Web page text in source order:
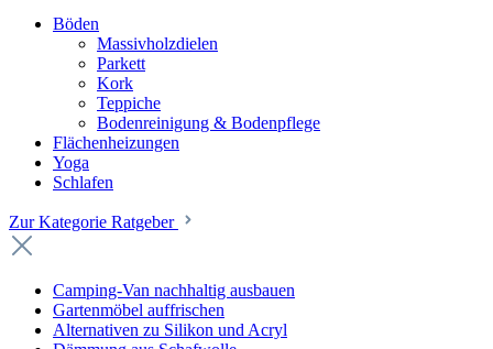
Böden
Massivholzdielen
Parkett
Kork
Teppiche
Bodenreinigung & Bodenpflege
Flächenheizungen
Yoga
Schlafen
Zur Kategorie Ratgeber
Camping-Van nachhaltig ausbauen
Gartenmöbel auffrischen
Alternativen zu Silikon und Acryl